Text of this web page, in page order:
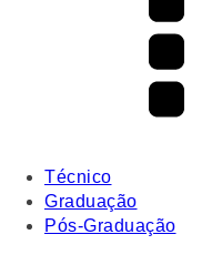
Técnico
Graduação
Pós-Graduação